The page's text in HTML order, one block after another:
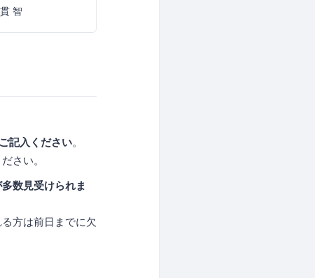
智
記入ください。
さい。
数見受けられま
方は前日までに欠